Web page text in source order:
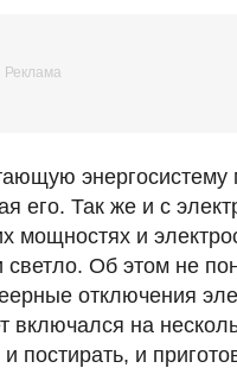
энергосистему
его. Так же и с
и
Об этом не
отключения
включался на
постирать, и